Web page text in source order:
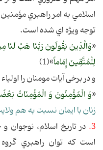
اسلامي به امر راهبري
توجه ويژه اي شده است.
«وَالَّذِينَ يَقُولُونَ رَبَّنَا هَبْ لَنَا
لِلْمُتَّقِينَ إِمَاماً»(1)
و در برخی آیات مومنان را
«وَ الْمُؤْمِنُونَ وَ الْمُؤْمِنَاتُ
زنان با ایمان نسبت به هم
3. در تاريخ اسلام،
است كه توان راهبري